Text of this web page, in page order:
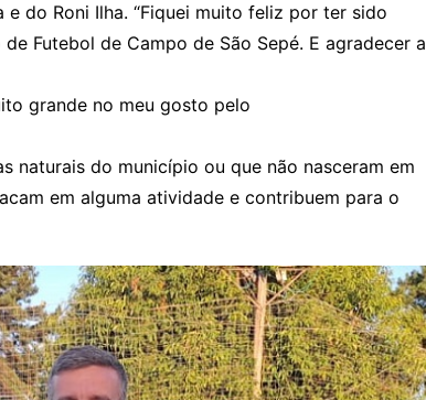
do Roni Ilha. “Fiquei muito feliz por ter sido
Futebol de Campo de São Sepé. E agradecer a
grande no meu gosto pelo
naturais do município ou que não nasceram em
em alguma atividade e contribuem para o